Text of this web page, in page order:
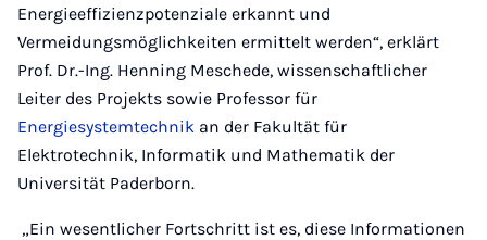
Energieeffizienzpotenziale erkannt und
Vermeidungsmöglichkeiten ermittelt werden“, erklärt
Prof. Dr.-Ing. Henning Meschede, wissenschaftlicher
Leiter des Projekts sowie Professor für
Energiesystemtechnik an der Fakultät für
Elektrotechnik, Informatik und Mathematik der
Universität Paderborn.
„Ein wesentlicher Fortschritt ist es, diese Informationen